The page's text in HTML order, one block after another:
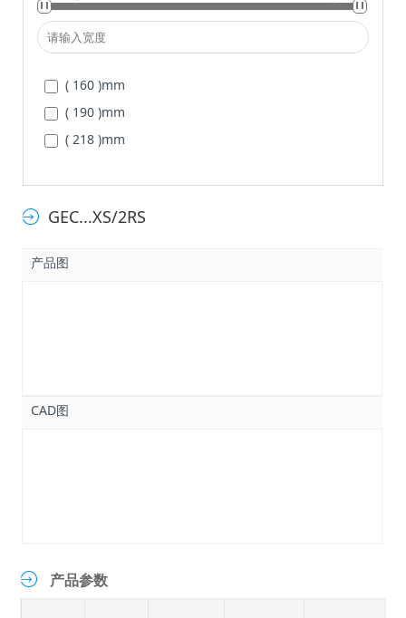
( 620 )mm
( 160 )mm
( 190 )mm
( 218 )mm
GEC...XS/2RS
产品图
CAD图
产品参数